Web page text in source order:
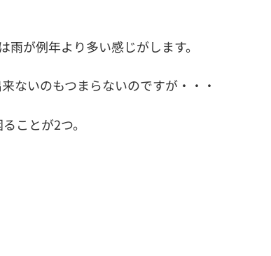
が例年より多い感じがします。
ないのもつまらないのですが・・・
ことが2つ。